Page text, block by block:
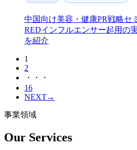
中国向け美容・健康PR戦略セ
REDインフルエンサー起用の
を紹介
1
2
・・・
16
NEXT→
事業領域
Our Services